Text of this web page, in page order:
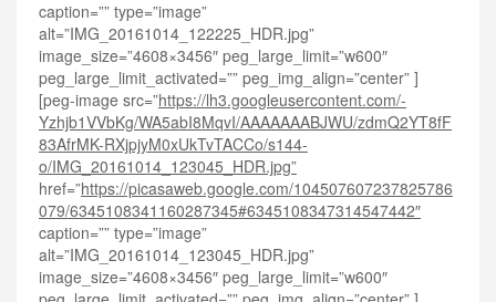
caption=”” type=”image”
alt=”IMG_20161014_122225_HDR.jpg”
image_size=”4608×3456″ peg_large_limit=”w600″
peg_large_limit_activated=”” peg_img_align=”center” ]
[peg-image src=”https://lh3.googleusercontent.com/-
Yzhjb1VVbKg/WA5abI8MqvI/AAAAAAABJWU/zdmQ2YT8fF
83AfrMK-RXjpjyM0xUkTvTACCo/s144-
o/IMG_20161014_123045_HDR.jpg”
href=”https://picasaweb.google.com/104507607237825786
079/6345108341160287345#6345108347314547442″
caption=”” type=”image”
alt=”IMG_20161014_123045_HDR.jpg”
image_size=”4608×3456″ peg_large_limit=”w600″